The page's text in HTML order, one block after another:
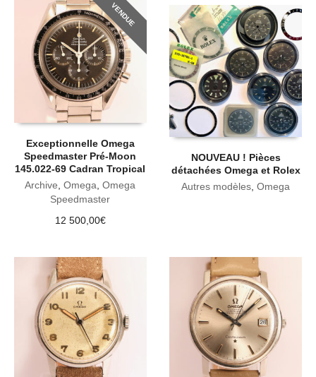
VENDUE
Exceptionnelle Omega
Speedmaster Pré-Moon
145.022-69 Cadran Tropical
Archive,Omega,Omega
Speedmaster
12 500,00€
NOUVEAU ! Pièces
détachées Omega et Rolex
Autres modèles,Omega